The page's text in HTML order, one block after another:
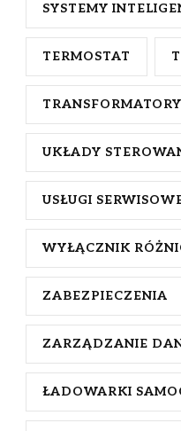
SYSTEMY
TERMOSTAT
UKŁADY
USŁUGI
WYŁĄCZNIK
ZABEZPIECZENIA
ZARZĄDZANIE
ŁADOWARKI